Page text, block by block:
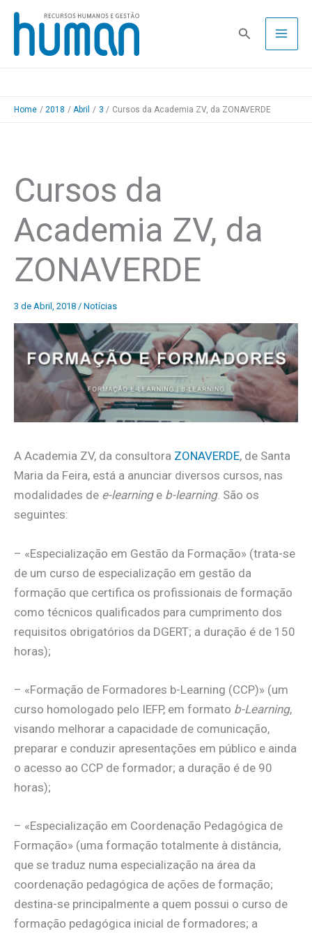
Skip
content
Pesquisa
Home 2018 Abril 3 Cursos da Academia ZV, da ZONAVERDE
Cursos da
Academia ZV, da
ZONAVERDE
3 de Abril, 2018 / Notícias
A Academia ZV, da consultora ZONAVERDE, de Santa
Maria da Feira, está a anunciar diversos cursos, nas
modalidades de e-learninge b-learning. São os
seguintes:
– «Especialização em Gestão da Formação» (trata-se
de um curso de especialização em gestão da
formação que certifica os profissionais de formação
como técnicos qualificados para cumprimento dos
requisitos obrigatórios da DGERT; a duração é de 150
horas);
– «Formação de Formadores b-Learning (CCP)» (um
curso homologado pelo IEFP, em formato b-Learning,
visando melhorar a capacidade de comunicação,
preparar e conduzir apresentações em público e ainda
o acesso ao CCP de formador; a duração é de 90
horas);
– «Especialização em Coordenação Pedagógica de
Formação» (uma formação totalmente à distância,
que se traduz numa especialização na área da
coordenação pedagógica de ações de formação;
destina-se principalmente a quem possui o curso de
formação pedagógica inicial de formadores; a